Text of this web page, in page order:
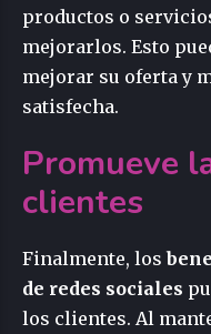
productos o
mejorarlos. Esto
mejorar su oferta y
satisfecha.
Promueve
clientes
Finalmente, los
de redes sociales
los clientes. Al